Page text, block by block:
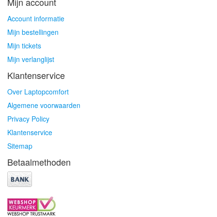
Account informatie
Mijn bestellingen
Mijn tickets
Mijn verlanglijst
Klantenservice
Over Laptopcomfort
Algemene voorwaarden
Privacy Policy
Klantenservice
Sitemap
Betaalmethoden